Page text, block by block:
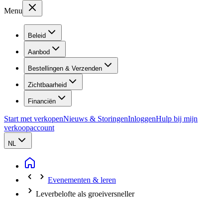
Menu
Beleid
Aanbod
Bestellingen & Verzenden
Zichtbaarheid
Financiën
Start met verkopenNieuws & StoringenInloggenHulp bij mijn
verkoopaccount
NL
Evenementen & leren
Leverbelofte als groeiversneller